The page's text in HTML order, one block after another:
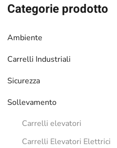
Categorie prodotto
Ambiente
Carrelli Industriali
Sicurezza
Sollevamento
Carrelli elevatori
Carrelli Elevatori Elettrici